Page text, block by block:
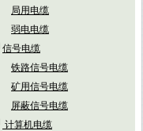
局用电缆
弱电电缆
信号电缆
铁路信号电缆
矿用信号电缆
屏蔽信号电缆
计算机电缆